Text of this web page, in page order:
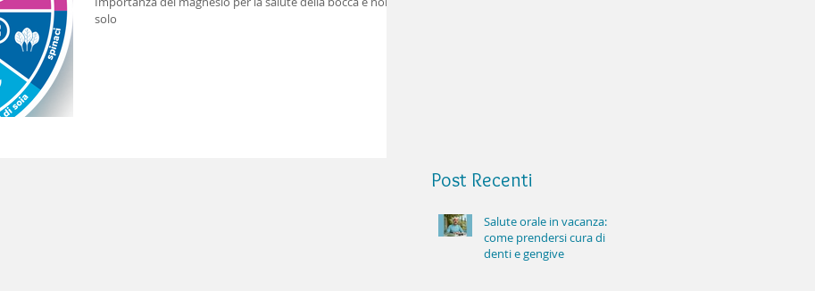
solo
Post Recenti
Salute orale in vacanza:
come prendersi cura di
denti e gengive